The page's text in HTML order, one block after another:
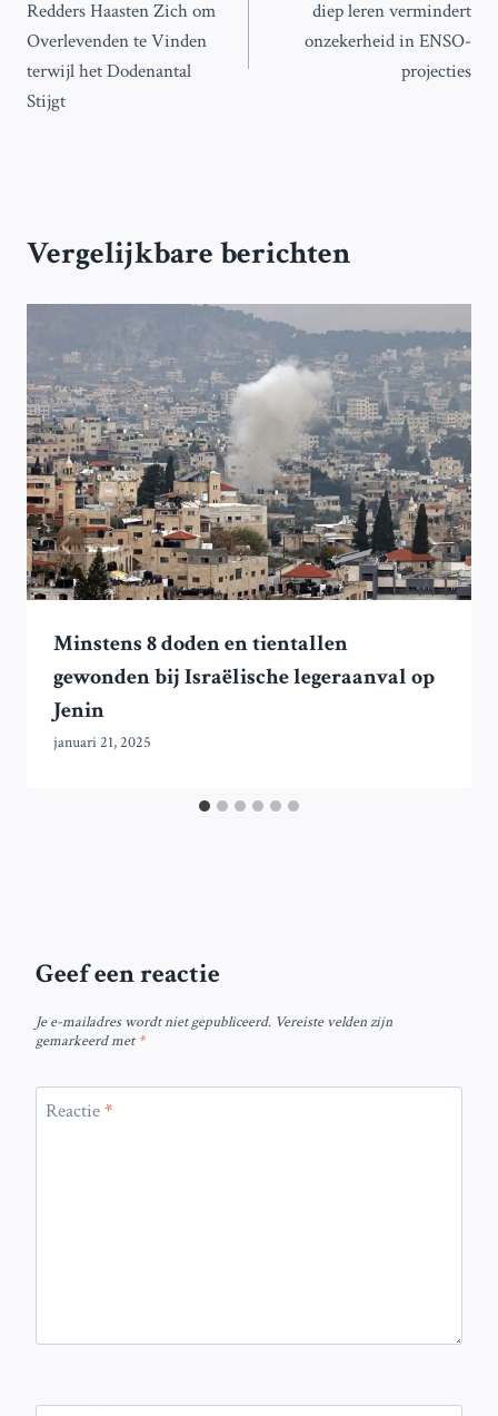
Redders Haasten Zich om
Overlevenden te Vinden
terwijl het Dodenantal
Stijgt
diep leren vermindert
onzekerheid in ENSO-
projecties
Vergelijkbare berichten
Minstens 8 doden en tientallen
gewonden bij Israëlische legeraanval op
Jenin
januari 21, 2025
Geef een reactie
Je e-mailadres wordt niet gepubliceerd. Vereiste velden zijn
gemarkeerd met*
Reactie*